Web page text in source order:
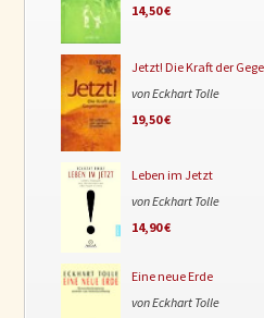
14,50 €
Jetzt! Die Kraft der
von Eckhart Tolle
19,50 €
Leben im Jetzt
von Eckhart Tolle
14,90 €
Eine neue Erde
von Eckhart Tolle